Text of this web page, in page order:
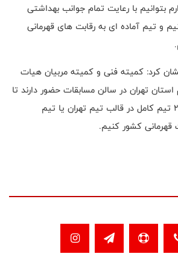
بتوانیم با رعایت تمام جوانب بهداشتی
و تیم آماده ای به رقابت های قهرمانی
کرد: کمیته فنی و کمیته مربیان هیات
تهران در سالن مسابقات حضور دارند تا
با شناسایی نفرات برتر 2 تیم کامل در قالب تیم تهران یا تیم
قهرمانی کشور کنیم.